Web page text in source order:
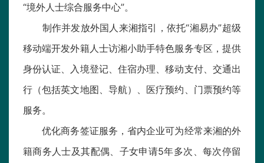
“境外人士综合服务中心”。
制作并发放外国人来湘指引，依托“湘易办”超级
移动端开发外籍人士访湘小助手特色服务专区，提供
身份认证、入境登记、住宿办理、移动支付、交通出
行（包括英文地图、导航）、医疗预约、门票预约等
服务。
优化商务签证服务，省内企业可为经常来湘的外
籍商务人士及其配偶、子女申请5年多次、每次停留